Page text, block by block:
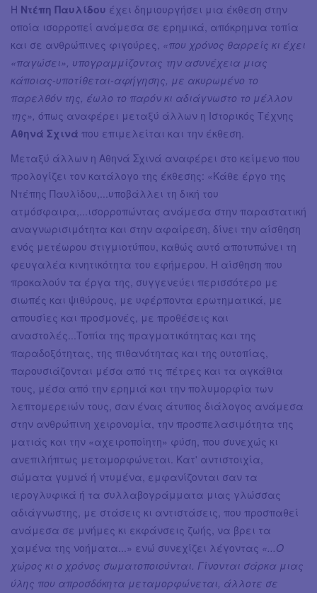
Η Ντέπη Παυλίδου έχει δημιουργήσει μια έκθεση στην
οποία ισορροπεί ανάμεσα σε ερημικά, απόκρημνα τοπία
και σε ανθρώπινες φιγούρες, «που χρόνος θαρρείς κι έχει
«παγώσει», υπογραμμίζοντας την ασυνέχεια μιας
κάποιας-υποτίθεται-αφήγησης, με ακυρωμένο το
παρελθόν της, έωλο το παρόν κι αδιάγνωστο το μέλλον
της», όπως αναφέρει μεταξύ άλλων η Ιστορικός Τέχνης
Αθηνά Σχινά που επιμελείται και την έκθεση.
Μεταξύ άλλων η Αθηνά Σχινά αναφέρει στο κείμενο που
προλογίζει τον κατάλογο της έκθεσης: «Κάθε έργο της
Ντέπης Παυλίδου,...υποβάλλει τη δική του
ατμόσφαιρα,...ισορροπώντας ανάμεσα στην παραστατική
αναγνωρισιμότητα και στην αφαίρεση, δίνει την αίσθηση
ενός μετέωρου στιγμιοτύπου, καθώς αυτό αποτυπώνει τη
φευγαλέα κινητικότητα του εφήμερου. Η αίσθηση που
προκαλούν τα έργα της, συγγενεύει περισσότερο με
σιωπές και ψιθύρους, με υφέρποντα ερωτηματικά, με
απουσίες και προσμονές, με προθέσεις και
αναστολές...Τοπία της πραγματικότητας και της
παραδοξότητας, της πιθανότητας και της ουτοπίας,
παρουσιάζονται μέσα από τις πέτρες και τα αγκάθια
τους, μέσα από την ερημιά και την πολυμορφία των
λεπτομερειών τους, σαν ένας άτυπος διάλογος ανάμεσα
στην ανθρώπινη χειρονομία, την προσπελασιμότητα της
ματιάς και την «αχειροποίητη» φύση, που συνεχώς κι
ανεπιλήπτως μεταμορφώνεται. Κατ' αντιστοιχία,
σώματα γυμνά ή ντυμένα, εμφανίζονται σαν τα
ιερογλυφικά ή τα συλλαβογράμματα μιας γλώσσας
αδιάγνωστης, με στάσεις κι αντιστάσεις, που προσπαθεί
ανάμεσα σε μνήμες κι εκφάνσεις ζωής, να βρει τα
χαμένα της νοήματα...» ενώ συνεχίζει λέγοντας «...Ο
χώρος κι ο χρόνος σωματοποιούνται. Γίνονται σάρκα μιας
ύλης που απροσδόκητα μεταμορφώνεται, άλλοτε σε